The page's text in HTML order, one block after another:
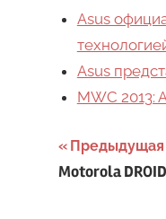
Asus
Asus
MWC 2013:
по
Предыдущая
Motorola